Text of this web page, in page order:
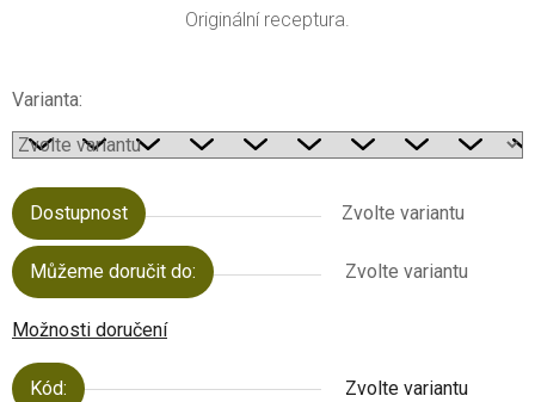
Originální receptura.
Varianta:
Dostupnost Zvolte variantu
Můžeme doručit do: Zvolte variantu
Možnosti doručení
Kód: Zvolte variantu